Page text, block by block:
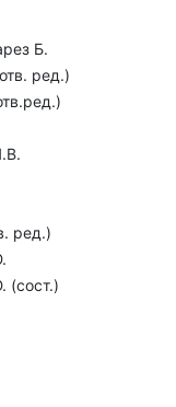
Б.
ред.)
ред.)
(сост.)